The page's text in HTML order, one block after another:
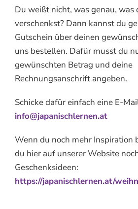
Du weißt nicht, was genau, was
verschenkst? Dann kannst du
Gutschein über deinen
uns bestellen. Dafür musst du
gewünschten Betrag und deine
Rechnungsanschrift angeben.
Schicke dafür einfach eine E-
info@japanischlernen.at
Wenn du noch mehr Inspiration
du hier auf unserer Website
Geschenksideen:
https://japanischlernen.at/